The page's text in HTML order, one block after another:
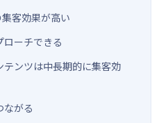
客効果が高い
ローチできる
テンツは中長期的に集客効
ながる